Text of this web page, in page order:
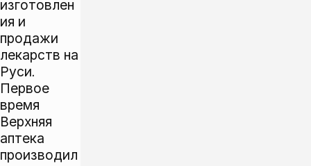
изготовлен
ия и
продажи
лекарств на
Руси.
Первое
время
Верхняя
аптека
производил